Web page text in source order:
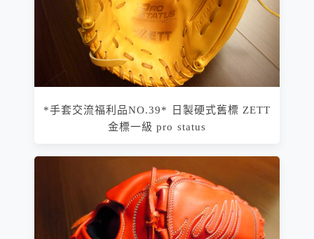
*手套交流福利品NO.39* 日製硬式舊標 ZETT
金標一級 pro status